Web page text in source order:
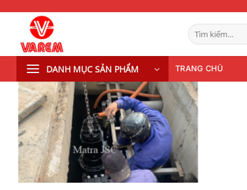
dung
Tìm
kiếm:
DANH MỤC SẢN PHẨM TRANG CHỦ